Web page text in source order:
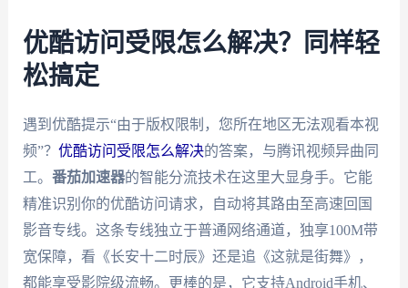
优酷访问受限怎么解决？同样轻
松搞定
遇到优酷提示“由于版权限制，您所在地区无法观看本视
频”？ 优酷访问受限怎么解决的答案，与腾讯视频异曲同
工。 番茄加速器的智能分流技术在这里大显身手。它能
精准识别你的优酷访问请求，自动将其路由至高速回国
影音专线。这条专线独立于普通网络通道，独享100M带
宽保障，看《长安十二时辰》还是追《这就是街舞》，
都能享受影院级流畅。更棒的是，它支持Android手机、